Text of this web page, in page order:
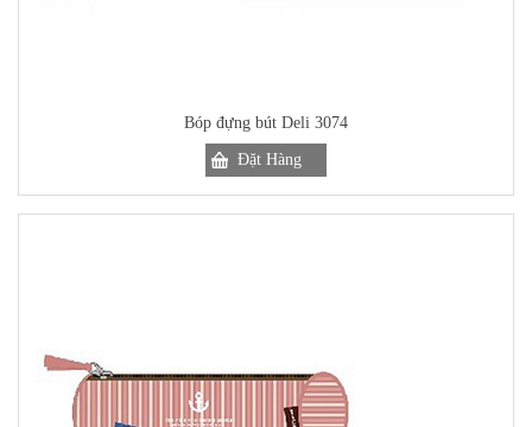
Bóp đựng bút Deli 3074
Đặt Hàng